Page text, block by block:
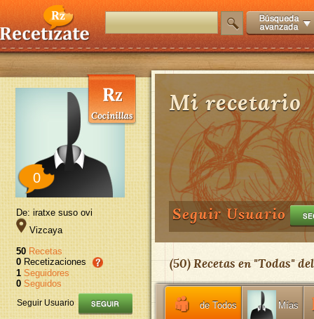
0
De: iratxe suso ovi
Vizcaya
50 Recetas
0 Recetizaciones
1 Seguidores
0 Seguidos
Seguir Usuario
Mi recetario
Seguir Usuario
(50) Recetas en "Todas"
de Todos Mías